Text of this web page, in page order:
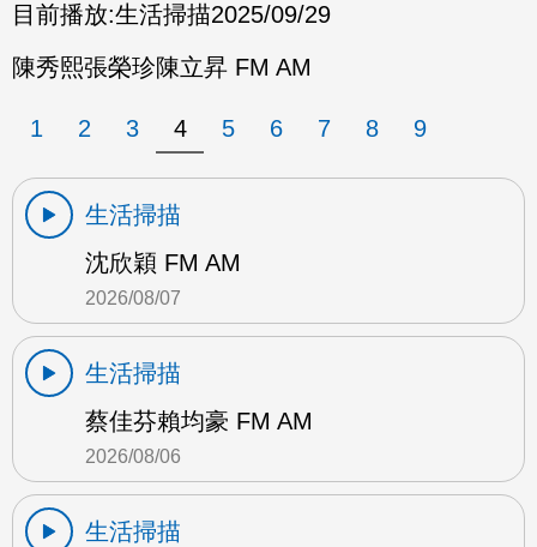
目前播放:生活掃描2025/09/29
陳秀熙張榮珍陳立昇 FM AM
1 2 3 4 5 6 7 8 9
生活掃描
沈欣穎 FM AM
2026/08/07
生活掃描
蔡佳芬賴均豪 FM AM
2026/08/06
生活掃描